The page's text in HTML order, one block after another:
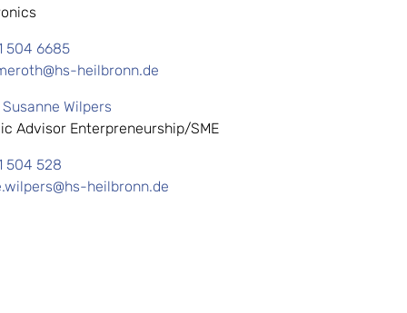
504 6685
heilbronn.de
Wilpers
Advisor Enterpreneurship/SME
504 528
heilbronn.de